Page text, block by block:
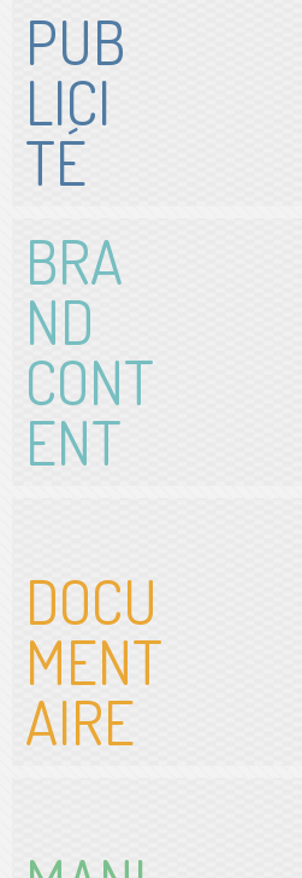
PUB
LICI
TÉ
BRA
ND
CONT
ENT
DOCU
MENT
AIRE